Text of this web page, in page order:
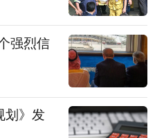
强烈信
划》发